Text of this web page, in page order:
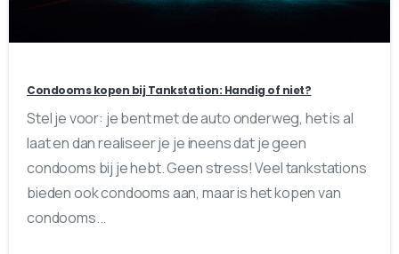
0
Condooms kopen bij Tankstation: Handig of niet?
Stel je voor: je bent met de auto onderweg, het is al
laat en dan realiseer je je ineens dat je geen
condooms bij je hebt. Geen stress! Veel tankstations
bieden ook condooms aan, maar is het kopen van
condooms...